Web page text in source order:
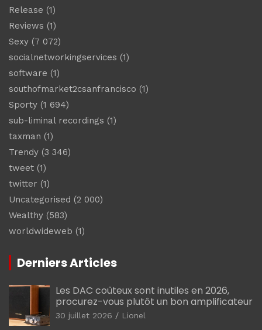
Release (1)
Reviews (1)
Sexy (7 072)
socialnetworkingservices (1)
software (1)
southofmarket2csanfrancisco (1)
Sporty (1 694)
sub-liminal recordings (1)
taxman (1)
Trendy (3 346)
tweet (1)
twitter (1)
Uncategorised (2 000)
Wealthy (583)
worldwideweb (1)
Derniers Articles
Les DAC coûteux sont inutiles en 2026,
procurez-vous plutôt un bon amplificateur
30 juillet 2026 Lionel